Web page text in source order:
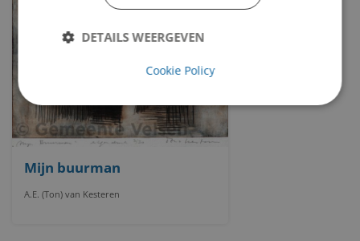
Mijn buurman
A.E. (Ton) van Kesteren
DETAILS WEERGEVEN
Cookie Policy